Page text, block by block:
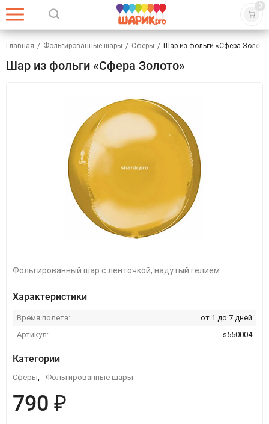
0
Главная / Фольгированные шары / Сферы / Шар из фольги «Сфера
Шар из фольги «Сфера Золото»
Фольгированный шар с ленточкой, надутый гелием.
Характеристики
Время полета:
от 1 до 7 дней
Артикул:
s550004
Категории
Сферы, Фольгированные шары
790 ₽